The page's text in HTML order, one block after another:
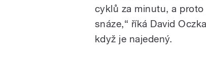
cyklů za minutu, a
snáze,“ říká David
když je najedený.